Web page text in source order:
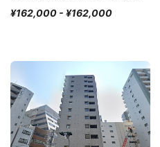
¥162,000 - ¥162,000